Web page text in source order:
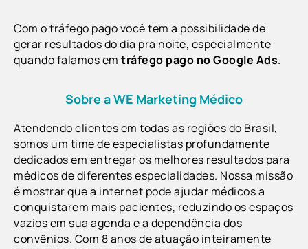
Com o tráfego pago você tem a possibilidade de
gerar resultados do dia pra noite, especialmente
quando falamos em tráfego pago no Google Ads.
Sobre a WE Marketing Médico
Atendendo clientes em todas as regiões do Brasil,
somos um time de especialistas profundamente
dedicados em entregar os melhores resultados para
médicos de diferentes especialidades. Nossa missão
é mostrar que a internet pode ajudar médicos a
conquistarem mais pacientes, reduzindo os espaços
vazios em sua agenda e a dependência dos
convênios. Com 8 anos de atuação inteiramente